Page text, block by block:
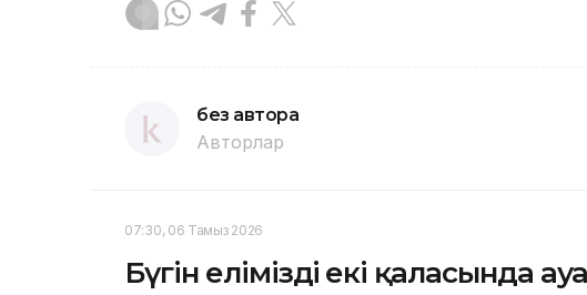
без автора
Авторлар
07:30, 06 Тамыз 2026
Бүгін еліміздің екі қаласында